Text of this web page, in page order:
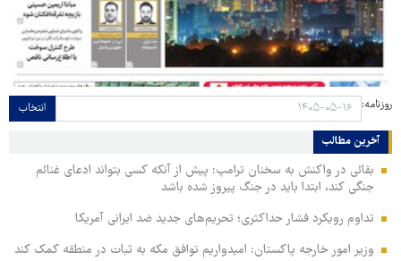
روزنامه: انتخاب
آخرین مطالب
بقائی در واکنش به سخنان ترامپ: پیش از آنکه کسی بتواند ادعای غنائم
جنگی کند، ابتدا باید در جنگ پیروز شده باشد
تداوم رویکرد فشار حداکثری؛ تحریم‌های جدید ضد ایرانی آمریکا
وزیر امور خارجه پاکستان: امیدواریم توافق مکه به ثبات در منطقه کمک کند